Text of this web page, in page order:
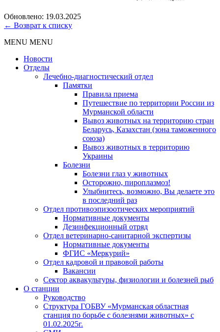
Обновлено: 19.03.2025
← Возврат к списку
MENU MENU
Новости
Отделы
Лечебно-диагностический отдел
Памятки
Правила приема
Путешествие по территории России из
Мурманской области
Вывоз животных на территорию стран
Беларусь, Казахстан (зона таможенного
союза)
Вывоз животных в территорию
Украины
Болезни
Болезни глаз у животных
Осторожно, пироплазмоз!
Улыбнитесь, возможно, Вы делаете это
в последний раз
Отдел противоэпизоотических мероприятий
Нормативные документы
Дезинфекционный отряд
Отдел ветеринарно-санитарной экспертизы
Нормативные документы
ФГИС «Меркурий»
Отдел кадровой и правовой работы
Вакансии
Сектор аквакультуры, физиологии и болезней рыб
О станции
Руководство
Структура ГОБВУ «Мурманская областная
станция по борьбе с болезнями животных» c
01.02.2025г.